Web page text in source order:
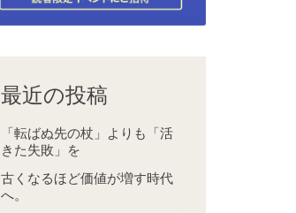
最近の投稿
「転ばぬ先の杖」よりも「活
きた失敗」を
古くなるほど価値が増す時代
へ。